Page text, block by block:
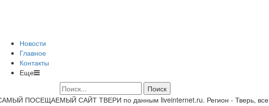
Новости
Главное
Контакты
Еще
ПОСЕЩАЕМЫЙ САЙТ ТВЕРИ по данным liveinternet.ru. Регион - Тверь, все